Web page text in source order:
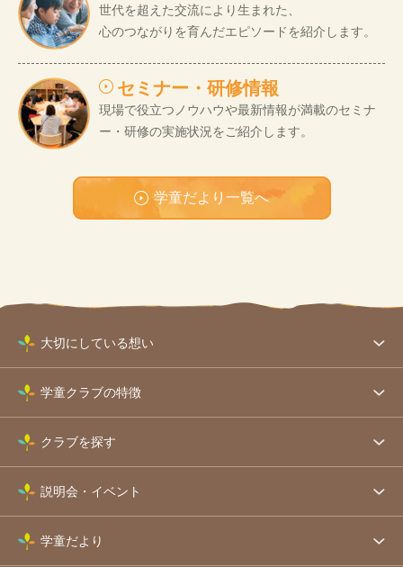
世代を超えた交流により生まれた、
心のつながりを育んだエピソードを紹介します。
セミナー・研修情報
現場で役立つノウハウや最新情報が満載のセミナ
ー・研修の実施状況をご紹介します。
学童だより一覧へ
大切にしている想い
学童クラブの特徴
クラブを探す
説明会・イベント
学童だより